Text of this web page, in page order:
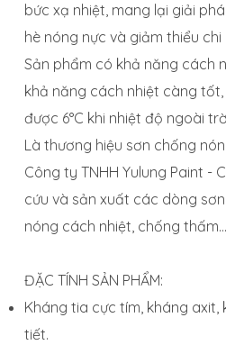
bức xạ nhiệt, mang lại giải
hè nóng nực và giảm thiểu
Sản phẩm có khả năng cách
khả năng cách nhiệt càng
được 6°C khi nhiệt độ ngoài
Là thương hiệu sơn chống
Công ty TNHH Yulung Paint -
cứu và sản xuất các dòng
nóng cách nhiệt, chống
ĐẶC TÍNH SẢN PHẨM:
Kháng tia cực tím, kháng axit,
tiết.